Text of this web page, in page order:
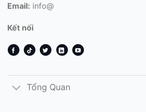
Email: info@
Kết nối
Tổng Quan